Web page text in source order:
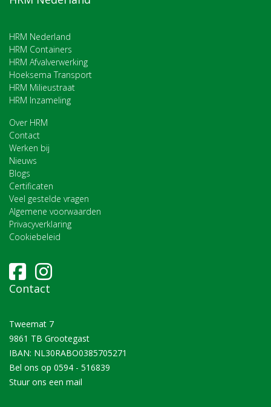
HRM Nederland
HRM Containers
HRM Afvalverwerking
Hoeksema Transport
HRM Milieustraat
HRM Inzameling
Over HRM
Contact
Werken bij
Nieuws
Blogs
Certificaten
Veel gestelde vragen
Algemene voorwaarden
Privacyverklaring
Cookiebeleid
Contact
Tweemat 7
9861 TB Grootegast
IBAN: NL30RABO0385705271
Bel ons op 0594 - 516839
Stuur ons een mail